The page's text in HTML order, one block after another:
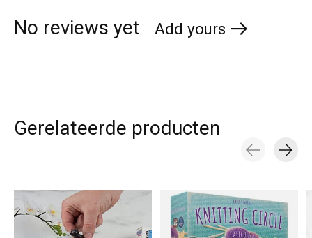
No reviews yet Add yours
Gerelateerde producten